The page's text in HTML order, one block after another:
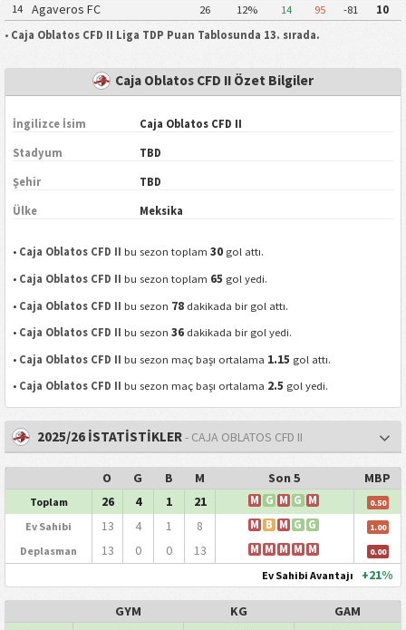
14
Agaveros FC 26 12% 14 95 -81
10
• Caja Oblatos CFD II Liga TDP Puan Tablosunda 13. sırada.
Caja Oblatos CFD II Özet Bilgiler
İngilizce İsim Caja Oblatos CFD II
Stadyum TBD
Şehir TBD
Ülke Meksika
• Caja Oblatos CFD II bu sezon toplam30 gol attı.
• Caja Oblatos CFD II bu sezon toplam 65 gol yedi.
• Caja Oblatos CFD II bu sezon 78 dakikada bir gol attı.
• Caja Oblatos CFD II bu sezon36 dakikada bir gol yedi.
• Caja Oblatos CFD II bu sezon maç başı ortalama 1.15 gol attı.
• Caja Oblatos CFD II bu sezon maç başı ortalama 2.5 gol yedi.
2025/26 İSTATİSTİKLER- CAJA OBLATOS CFD II
O G B M Son 5 MBP
Toplam 26 4 1 21 M G M G M 0.50
Ev Sahibi 13 4 1 8 M B M G G 1.00
Deplasman 13 0 0 13 M M M M M 0.00
Ev Sahibi Avantajı +21%
GYM KG GAM